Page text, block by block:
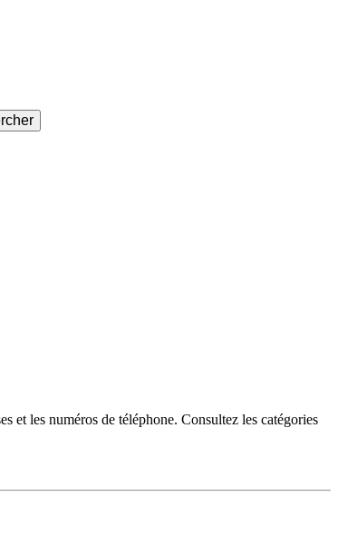
et les numéros de téléphone. Consultez les catégories